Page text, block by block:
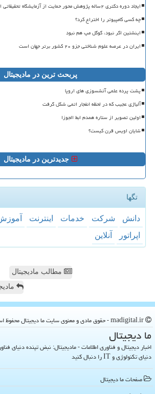
ایجاد دوره دکتری ۲ساله پژوهش محور حمایت از آزمایشگاه تحقیقاتی اساتید
چه کسی کامپیوتر را اختراع کرد؟
اینشتین اگر نبود، گوگل مپ هم نبود
ایران در عرصه علوم شناختی جزو ۲۰ کشور برتر جهان است
پربحث ترین در مادیجیتال
پشت پرده علمی آتشسوزی های اروپا
آلیاژی عجیب که در لحظه انفجار اتمی شکل گرفت
اولین تصویر از ستاره همدم ابط الجوزا
شایان اویس قرن کیست؟
جدیدترین در مادیجیتال
تگها
دانش شركت خدمات اینترنت
اپراتور
آنلاین
مطالب مادیجیتال
ما دیجیتال
اخبار دیجیتال و فناوری اطلاعات - مادیجیتال: نبض تپنده دنیای
دنیای تکنولوژی و IT را دنبال کنید
صفحات ما دیجیتال